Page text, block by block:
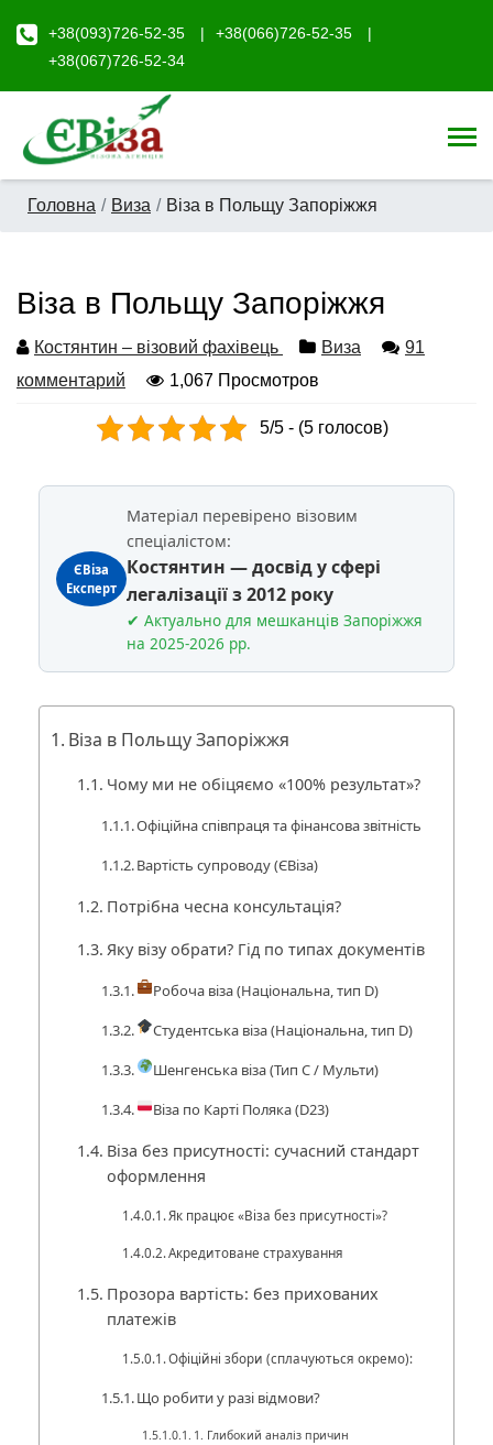
+38(093)726-52-35
+38(066)726-52-35
+38(067)726-52-34
Головна Виза Віза в Польщу Запоріжжя
Віза в Польщу Запоріжжя
Костянтин – візовий фахівець Виза
91
комментарий
1,067 Просмотров
5/5 - (5 голосов)
ЄВіза
Експерт
Матеріал перевірено візовим
спеціалістом:
Костянтин — досвід у сфері
легалізації з 2012 року
✔ Актуально для мешканців Запоріжжя
на 2025-2026 рр.
Віза в Польщу Запоріжжя
Чому ми не обіцяємо «100% результат»?
Офіційна співпраця та фінансова звітність
Вартість супроводу (ЄВіза)
Потрібна чесна консультація?
Яку візу обрати? Гід по типах документів
Робоча віза (Національна, тип D)
Студентська віза (Національна, тип D)
Шенгенська віза (Тип С / Мульти)
Віза по Карті Поляка (D23)
Віза без присутності: сучасний стандарт
оформлення
Як працює «Віза без присутності»?
Акредитоване страхування
Прозора вартість: без прихованих
платежів
Офіційні збори (сплачуються окремо):
Що робити у разі відмови?
1. Глибокий аналіз причин